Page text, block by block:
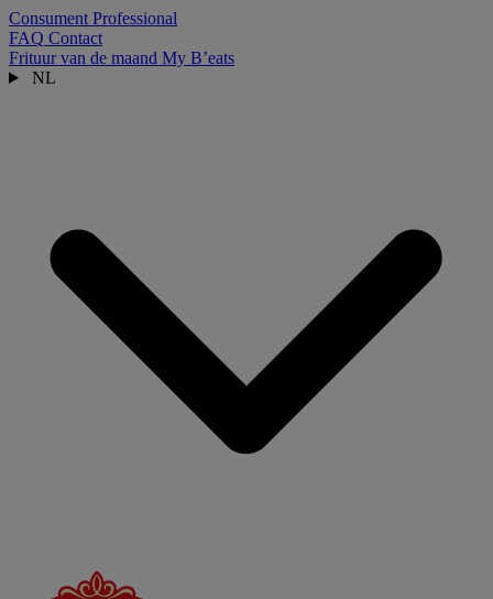
Consument Professional
FAQ Contact
Frituur van de maand My B’eats
NL